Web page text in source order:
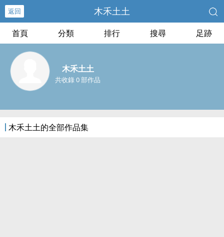
返回 木禾土土
首頁 分類 排行 搜尋 足跡
木禾土土
共收錄 0 部作品
木禾土土的全部作品集